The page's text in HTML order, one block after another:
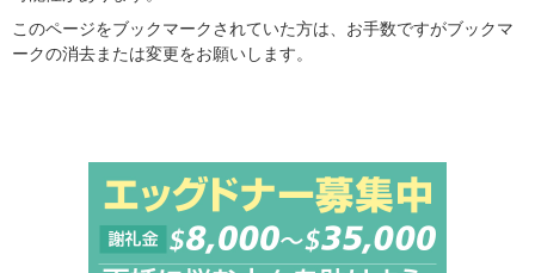
このページをブックマークされていた方は、お手数ですがブックマ
ークの消去または変更をお願いします。